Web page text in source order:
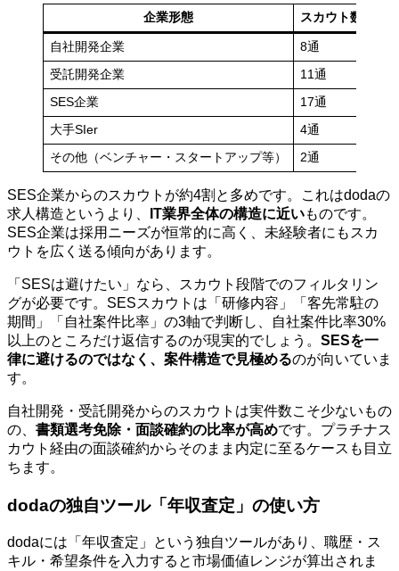
企業形態 スカウト数
自社開発企業 8通
受託開発企業 11通
SES企業 17通
大手SIer 4通
その他（ベンチャー・スタートアップ等） 2通
SES企業からのスカウトが約4割と多めです。これはdodaの
求人構造というより、
IT業界全体の構造に近いものです。
SES企業は採用ニーズが恒常的に高く、未経験者にもスカ
ウトを広く送る傾向があります。
「SESは避けたい」なら、スカウト段階でのフィルタリン
グが必要です。SESスカウトは「研修内容」「客先常駐の
期間」「自社案件比率」の3軸で判断し、自社案件比率30%
以上のところだけ返信するのが現実的でしょう。 SESを一
律に避けるのではなく、案件構造で見極めるのが向いていま
す。
自社開発・受託開発からのスカウトは実件数こそ少ないもの
の、 書類選考免除・面談確約の比率が高めです。プラチナス
カウト経由の面談確約からそのまま内定に至るケースも目立
ちます。
dodaの独自ツール「年収査定」の使い方
dodaには「年収査定」という独自ツールがあり、職歴・ス
キル・希望条件を入力すると市場価値レンジが算出されま